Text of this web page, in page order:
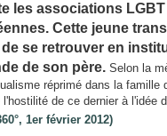
les associations
Cette jeune
se retrouver en
de son père. Selon la
réprimé dans la famille
l'hostilité de ce dernier à l'idée
1er février 2012)